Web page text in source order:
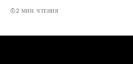
2 МИН. ЧТЕНИЯ